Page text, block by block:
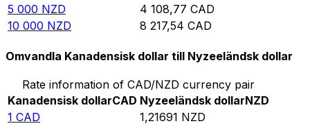
5 000 NZD 4 108,77 CAD
10 000 NZD 8 217,54 CAD
Omvandla Kanadensisk dollar till Nyzeeländsk dollar
Rate information of CAD/NZD currency pair
Kanadensisk dollarCAD Nyzeeländsk dollarNZD
1 CAD 1,21691 NZD